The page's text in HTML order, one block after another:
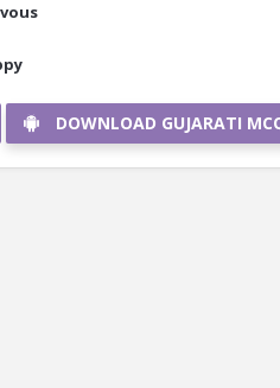
DOWNLOAD GUJARATI